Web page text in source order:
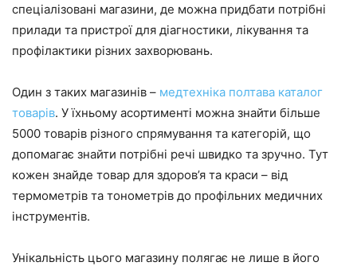
спеціалізовані магазини, де можна придбати потрібні
прилади та пристрої для діагностики, лікування та
профілактики різних захворювань.
Один з таких магазинів – медтехніка полтава каталог
товарів. У їхньому асортименті можна знайти більше
5000 товарів різного спрямування та категорій, що
допомагає знайти потрібні речі швидко та зручно. Тут
кожен знайде товар для здоров’я та краси – від
термометрів та тонометрів до профільних медичних
інструментів.
Унікальність цього магазину полягає не лише в його